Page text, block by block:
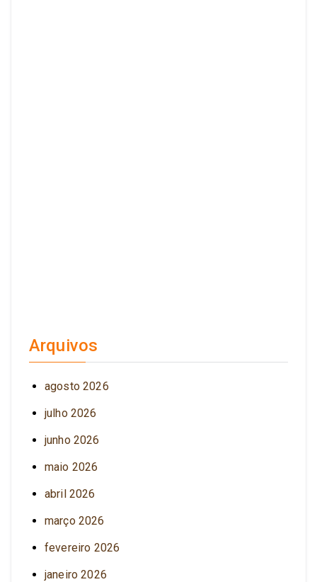
Arquivos
agosto 2026
julho 2026
junho 2026
maio 2026
abril 2026
março 2026
fevereiro 2026
janeiro 2026